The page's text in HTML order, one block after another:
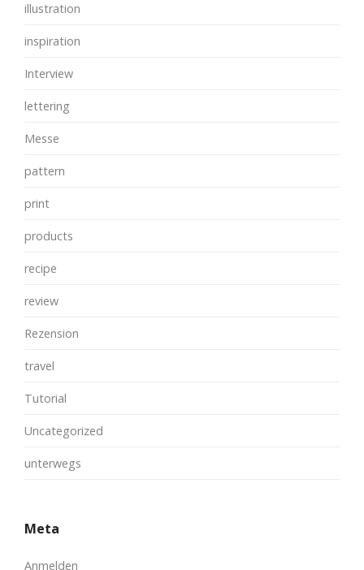
illustration
inspiration
Interview
lettering
Messe
pattern
print
products
recipe
review
Rezension
travel
Tutorial
Uncategorized
unterwegs
Meta
Anmelden